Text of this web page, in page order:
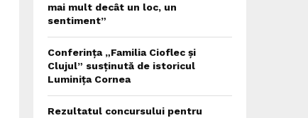
mai mult decât un loc, un
sentiment”
Conferința „Familia Cioflec și
Clujul” susținută de istoricul
Luminița Cornea
Rezultatul concursului pentru